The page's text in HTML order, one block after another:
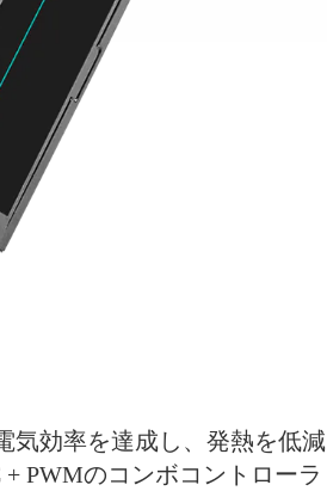
気効率を達成し、発熱を低減
PWMのコンボコントローラ